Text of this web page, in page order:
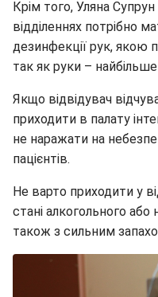
Крім того, Уляна
відділеннях потрібно
дезинфекції рук, якою
так як руки –
Якщо відвідувач
приходити в палату
не наражати на
пацієнтів.
Не варто приходити у
стані алкогольного або
також з сильним